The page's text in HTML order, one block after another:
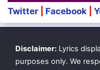
Ooreyinga Meralum…
Oh… Oh… Oh…
Twitter Facebook
Disclaimer: Lyrics
purposes only. We